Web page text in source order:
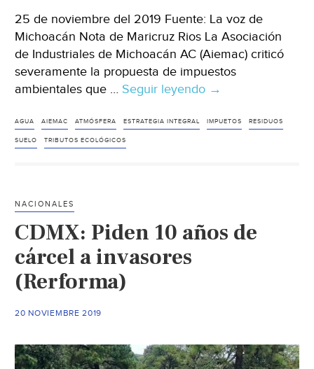
25 de noviembre del 2019 Fuente: La voz de
Michoacán Nota de Maricruz Rios La Asociación
de Industriales de Michoacán AC (Aiemac) criticó
severamente la propuesta de impuestos
ambientales que … Seguir leyendo Michoacán:
borra
daño
lamentan
→
AGUA AIEMAC ATMÓSFERA ESTRATEGIA INTEGRAL IMPUETOS RESIDUOS
SUELO TRIBUTOS ECOLÓGICOS
NACIONALES
CDMX: Piden 10 años de
cárcel a invasores
(Rerforma)
20 NOVIEMBRE 2019